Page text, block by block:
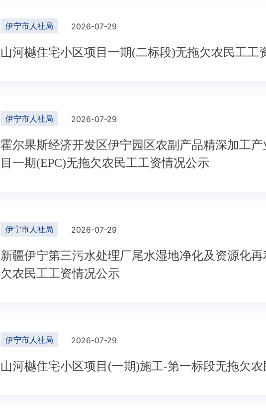
伊宁市人社局 2026-07-29
山河樾住宅小区项目一期(二标段)无拖欠农民工工
伊宁市人社局 2026-07-29
霍尔果斯经济开发区伊宁园区农副产品精深加工
目一期(EPC)无拖欠农民工工资情况公示
伊宁市人社局 2026-07-29
新疆伊宁第三污水处理厂尾水湿地净化及资源化
欠农民工工资情况公示
伊宁市人社局 2026-07-29
山河樾住宅小区项目(一期)施工-第一标段无拖欠